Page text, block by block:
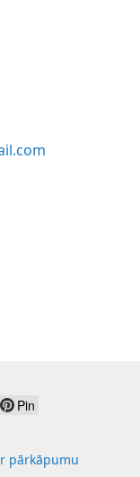
Pin
pārkāpumu